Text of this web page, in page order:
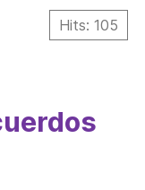
Hits: 105